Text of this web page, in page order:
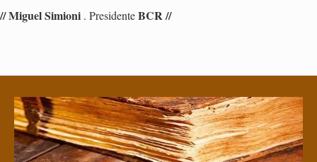
// Mi­guel Si­mio­ni . Pre­si­den­teBCR //